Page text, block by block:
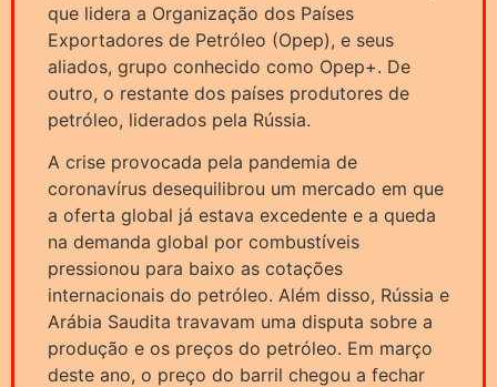
que lidera a Organização dos Países
Exportadores de Petróleo (Opep), e seus
aliados, grupo conhecido como Opep+. De
outro, o restante dos países produtores de
petróleo, liderados pela Rússia.
A crise provocada pela pandemia de
coronavírus desequilibrou um mercado em que
a oferta global já estava excedente e a queda
na demanda global por combustíveis
pressionou para baixo as cotações
internacionais do petróleo. Além disso, Rússia e
Arábia Saudita travavam uma disputa sobre a
produção e os preços do petróleo. Em março
deste ano, o preço do barril chegou a fechar